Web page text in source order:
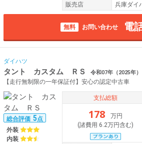
販売店
兵庫ダイ
無料 お問い合わせ 電
ダイハツ
タント カスタム ＲＳ 令和07年（2025年） 1.1万
【走行無制限の一年保証付】安心の認定中古車
総合評価 5点
外装
内装
支払総額
178
万円
(諸費用 6.2万円含む)